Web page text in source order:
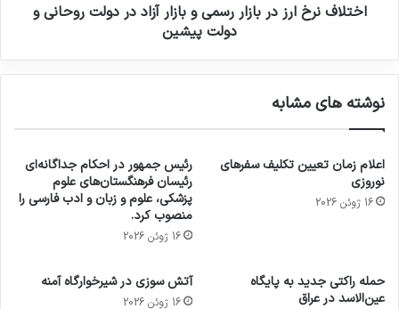
اختلاف نرخ ارز در بازار رسمی و بازار آزاد در دولت روحانی و
دولت پیشین
نوشته های مشابه
اعلام زمان تعیین تکلیف سفرهای
نوروزی
16 ژوئن 2026
رئیس جمهور در احکام جداگانه‌ای
رئیسان فرهنگستان‌های علوم
پزشکی، علوم و زبان و ادب فارسی را
منصوب کرد.
16 ژوئن 2026
حمله راکتی جدید به پایگاه
عین‌الاسد در عراق
آتش سوزی در شیرخوارگاه آمنه
16 ژوئن 2026